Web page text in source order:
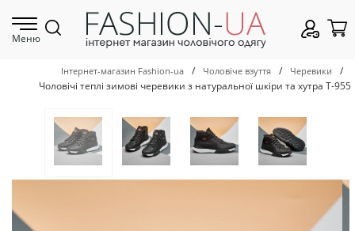
Меню
Інтернет-магазин Fashion-ua / Чоловіче взуття / Черевики
/
Чоловічі теплі зимові черевики з натуральної шкіри та хутра Т-955